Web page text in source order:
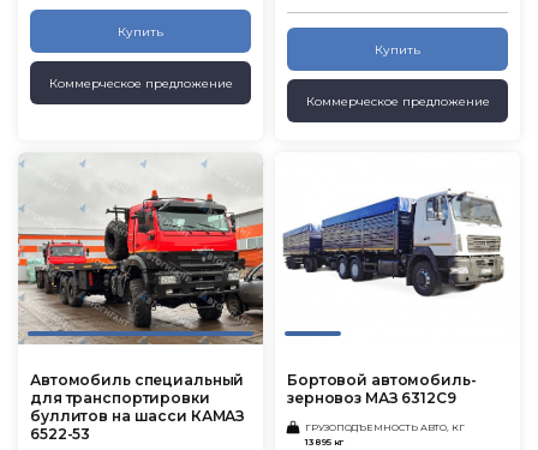
Купить
Коммерческое предложение
Купить
Коммерческое предложение
Автомобиль специальный
для транспортировки
буллитов на шасси КАМАЗ
6522-53
Бортовой автомобиль-
зерновоз МАЗ 6312С9
ГРУЗОПОДЪЕМНОСТЬ АВТО, КГ
13895 кг